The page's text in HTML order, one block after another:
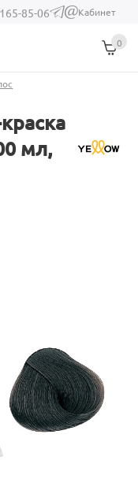
85-06
(link sends e-
Кабинет
0
мл,